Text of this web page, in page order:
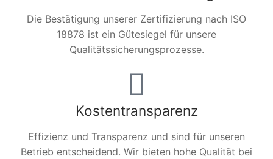
Die Bestätigung unserer Zertifizierung nach ISO
18878 ist ein Gütesiegel für unsere
Qualitätssicherungsprozesse.
Kostentransparenz
Effizienz und Transparenz und sind für unseren
Betrieb entscheidend. Wir bieten hohe Qualität bei